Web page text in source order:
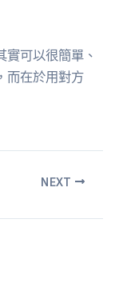
可以很簡單、
而在於用對方
NEXT